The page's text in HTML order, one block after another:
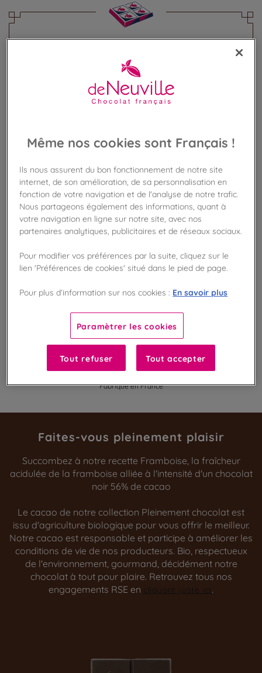
Tablette Bio noir 56% Chocolat
framboise
Chocolat noir bio framboises acidulées
AJOUTER AU PANIER
Disponible en boutique !
Vérifier la disponibilité en magasin
Frais de port offert
Gagnez 5 points de fidélité !
Liste des ingrédients et allergènes
100%
Fabriqué en France
Faites-vous pleinement plaisir
Succombez à notre recette Framboise, la fraîcheur
acidulée de la framboise alliée à l'intensité d'un chocolat
noir 56% de cacao
Le cacao de notre collection Pleinement chocolat est
issu d'agriculture biologique pour vous offrir le meilleur.
Notre cacao est responsable et participe à améliorer les
conditions de vie de nos producteurs. Bio, respectueux
de l'environnement, gourmand, décidément notre
chocolat à tout pour plaire. Retrouvez tous nos
engagements RSE en
cliquant juste ici.
Même nos cookies sont Français !
Ils nous assurent du bon fonctionnement de notre site
internet, de son amélioration, de sa personnalisation en
fonction de votre navigation et de l'analyse de notre trafic.
Nous partageons également des informations, quant à
votre navigation en ligne sur notre site, avec nos
partenaires analytiques, publicitaires et de réseaux sociaux.
Pour modifier vos préférences par la suite, cliquez sur le
lien 'Préférences de cookies' situé dans le pied de page.
Pour plus d’information sur nos cookies : En savoir plus
Paramètrer les cookies
Tout refuser Tout accepter